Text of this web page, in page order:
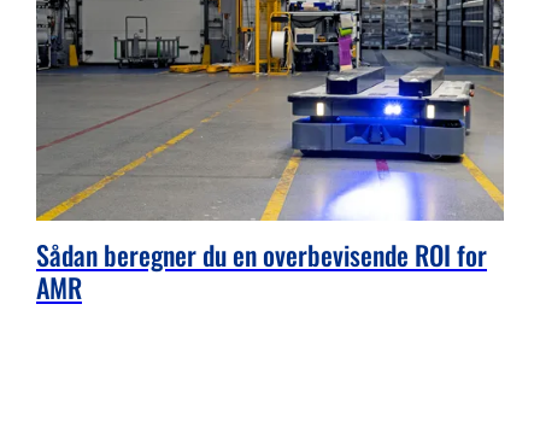
Sådan beregner du en overbevisende ROI for
AMR